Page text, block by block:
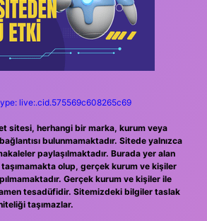
live:.cid.575569c608265c69
sitesi, herhangi bir marka, kurum veya
bulunmamaktadır. Sitede yalnızca
paylaşılmaktadır. Burada yer alan
olup, gerçek kurum ve kişiler
Gerçek kurum ve kişiler ile
tesadüfidir. Sitemizdeki bilgiler taslak
taşımazlar.